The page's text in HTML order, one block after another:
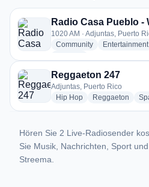
2 Radiosender aus Adjuntas
Radio Casa Pueblo -
1020 AM · Adjuntas, Puerto
Communityradio stations
Entertainment
Reggaeton 247
Adjuntas, Puerto Rico
Hip Hopradio stations
Reggaeton radio
Hören Sie 2 Live-Radiosender
Sie Musik, Nachrichten, Sport
Streema.